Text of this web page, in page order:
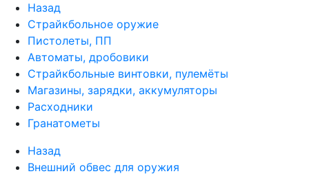
Назад
Страйкбольное оружие
Пистолеты, ПП
Автоматы, дробовики
Страйкбольные винтовки, пулемёты
Магазины, зарядки, аккумуляторы
Расходники
Гранатометы
Назад
Внешний обвес для оружия